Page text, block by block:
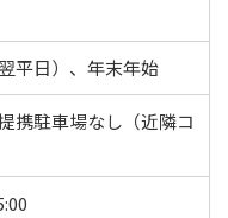
平日）、年末年始
携駐車場なし（近隣コ